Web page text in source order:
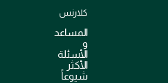
كلارنس
المساعد
و
الأسئلة
الأكثر
شيوعاً